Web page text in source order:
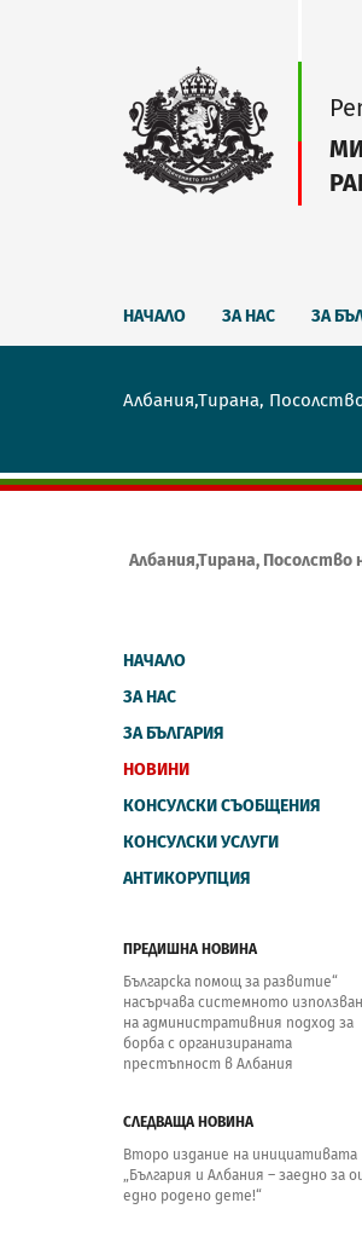
НАЧАЛО ЗА НАС ЗА
Албания,Тирана,
Албания,Тирана, Посолство
НАЧАЛО
ЗА НАС
ЗА БЪЛГАРИЯ
НОВИНИ
КОНСУЛСКИ СЪОБЩЕНИЯ
КОНСУЛСКИ УСЛУГИ
АНТИКОРУПЦИЯ
ПРЕДИШНА НОВИНА
Българска помощ за развитие“
насърчава системното
на административния подход за
борба с организираната
престъпност в Албания
СЛЕДВАЩА НОВИНА
Второ издание на инициативата
„България и Албания – заедно за
едно родено дете!“